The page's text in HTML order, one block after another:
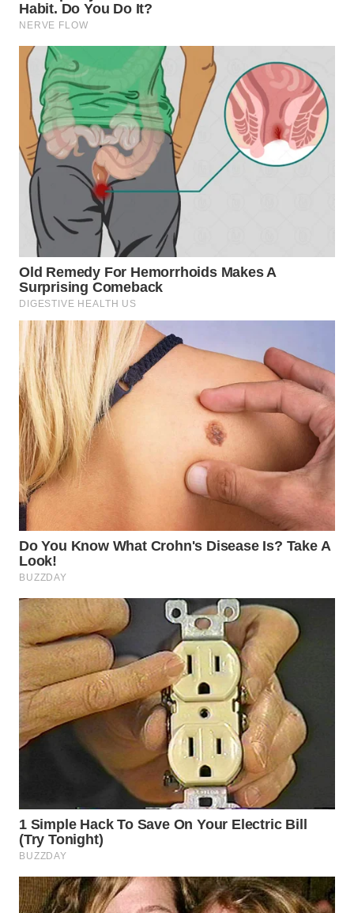
WN
INDRAMAYU
WN
KUNINGAN
WN
MAJALENGKA
SUBANG
WN
SUKABUMI
WN
PURWAKARTA
WN
PRIANGAN
TIMUR
WN
SEMARANG
SOLO
WN
WN
MADURA
WN
SURABAYA
BINTAN
WN
MANDALIKA